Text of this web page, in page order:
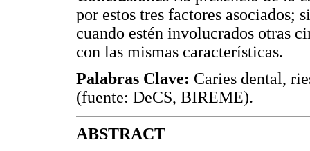
por estos tres factores asociados;
cuando estén involucrados otras
con las mismas características.
Palabras Clave: Caries dental,
(fuente: DeCS, BIREME).
ABSTRACT